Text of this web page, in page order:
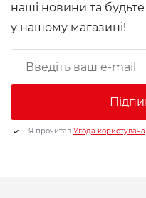
наші новини та будьте
у нашому магазині!
Я прочитав Угода користувача